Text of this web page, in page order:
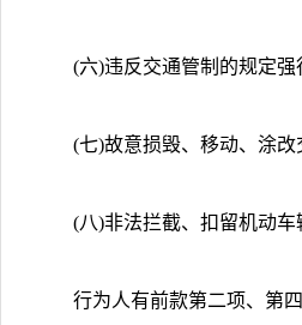
(六)违反交通管制的规定
(七)故意损毁、移动、涂
(八)非法拦截、扣留机动
行为人有前款第二项、第